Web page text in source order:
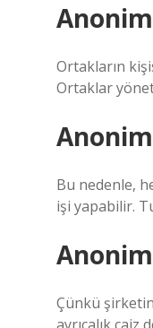
Ortakların
Ortaklar
Bu nedenle,
işi yapabilir.
Çünkü